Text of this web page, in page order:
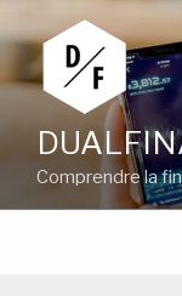
au
contenu
principal
Comprendre la